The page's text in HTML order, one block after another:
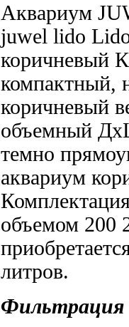
Аквариум
juwel lido
коричневый
компактный,
коричневый
объемный
темно
аквариум
объемом 200
литров.
Фильтрация